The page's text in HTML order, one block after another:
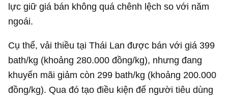
lực giữ giá bán không quá chênh lệch so với năm
ngoái.
Cụ thể, vải thiều tại Thái Lan được bán với giá 399
bath/kg (khoảng 280.000 đồng/kg), nhưng đang
khuyến mãi giảm còn 299 bath/kg (khoảng 200.000
đồng/kg). Qua đó tạo điều kiện để người tiêu dùng